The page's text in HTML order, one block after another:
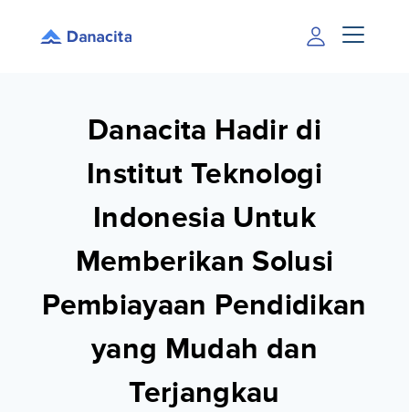
Danacita Hadir di
Institut Teknologi
Indonesia Untuk
Memberikan Solusi
Pembiayaan Pendidikan
yang Mudah dan
Terjangkau